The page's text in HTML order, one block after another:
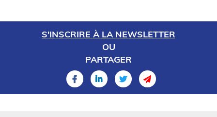
S'INSCRIRE À LA NEWSLETTER
OU
PARTAGER